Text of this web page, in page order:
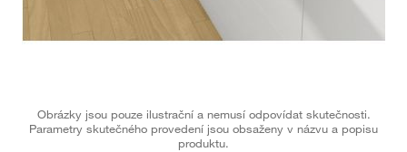
Obrázky jsou pouze ilustrační a nemusí odpovídat skutečnosti.
Parametry skutečného provedení jsou obsaženy v názvu a popisu
produktu.